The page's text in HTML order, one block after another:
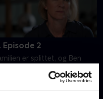
Episode 2
er splittet, og Ben
et opkald fra Jamie,